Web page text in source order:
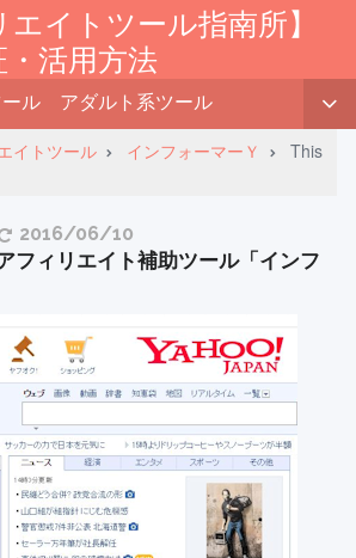
エイトツール指南所】
活用方法
ル アダルト系ツール
イトツール インフォーマーＹ
This
2016/06/10
フィリエイト補助ツール「インフ